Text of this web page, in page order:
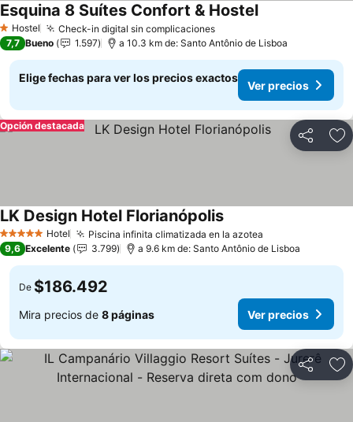
1 Estrellas
Hostel Check-in digital sin complicacionesVer precios
Esquina 8 Suítes Confort & HostelVer precios
7,7 Bueno 1.597 a 10.3 km de: Santo Antônio de Lisboa
Elige fechas para ver los precios exactos
Ver precios
Compartir
Opción destacada
5 Estrellas Hotel Piscina infinita climatizada en la azotea
LK Design Hotel FlorianópolisVer precios
9,6 Excelente 3.799 a 9.6 km de: Santo Antônio de Lisboa
De $186.492
Mira precios de 8 páginas Ver precios
Compartir